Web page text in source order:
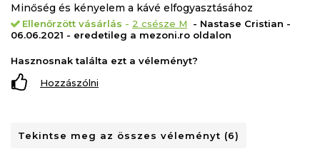
Minőség és kényelem a kávé elfogyasztásához
Ellenőrzött vásárlás - 2 csésze M
- Nastase Cristian -
06.06.2021 - eredetileg a mezoni.ro oldalon
Hasznosnak találta ezt a véleményt?
Hozzászólni
Tekintse meg az összes véleményt (6)